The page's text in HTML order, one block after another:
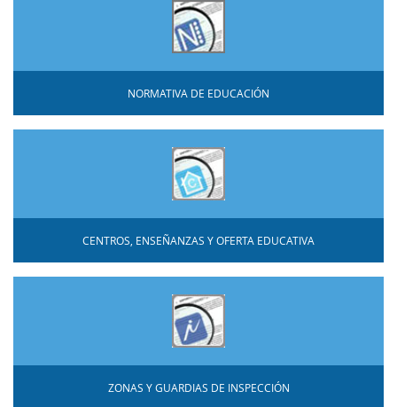
NORMATIVA DE EDUCACIÓN
CENTROS, ENSEÑANZAS Y OFERTA EDUCATIVA
ZONAS Y GUARDIAS DE INSPECCIÓN